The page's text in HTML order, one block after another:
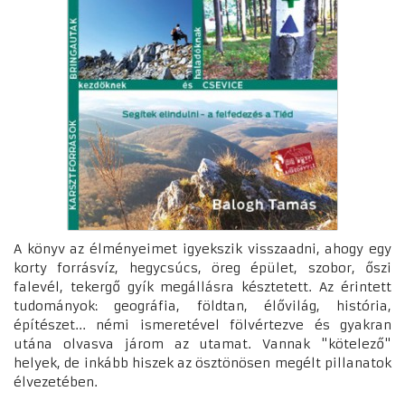
A könyv az élményeimet igyekszik visszaadni, ahogy egy
korty forrásvíz, hegycsúcs, öreg épület, szobor, őszi
falevél, tekergő gyík megállásra késztetett. Az érintett
tudományok: geográfia, földtan, élővilág, história,
építészet... némi ismeretével fölvértezve és gyakran
utána olvasva járom az utamat. Vannak "kötelező"
helyek, de inkább hiszek az ösztönösen megélt pillanatok
élvezetében.